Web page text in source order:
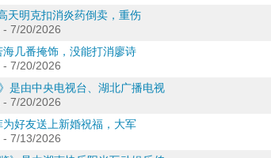
天明克扣消炎药倒卖，重伤
-7/20/2026
几番掩饰，没能打消廖诗
-7/20/2026
是由中央电视台、湖北广播电视
-7/20/2026
好友送上新婚祝福，大军
-7/13/2026